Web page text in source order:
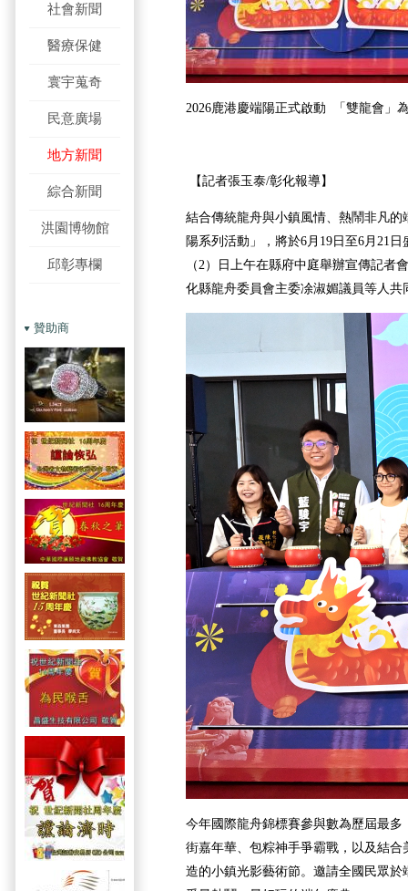
社會新聞
醫療保健
寰宇蒐奇
民意廣場
地方新聞
綜合新聞
洪園博物館
邱彰專欄
贊助商
2026鹿港慶端陽正式啟動 「雙龍會」
【記者張玉泰/彰化報導】
結合傳統龍舟與小鎮風情、熱鬧非凡
陽系列活動」，將於6月19日至6月21
（2）日上午在縣府中庭舉辦宣傳記者
化縣龍舟委員會主委凃淑媚議員等人共
今年國際龍舟錦標賽參與數為歷屆最多
街嘉年華、包粽神手爭霸戰，以及結
造的小鎮光影藝術節。邀請全國民眾